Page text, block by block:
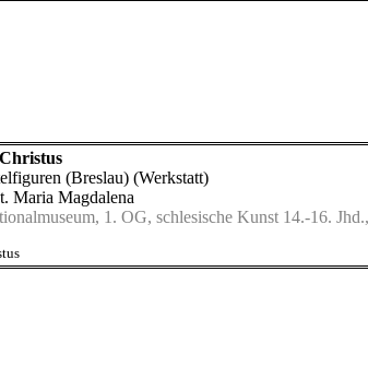
(Breslau) (Werkstatt)
Maria Magdalena
1. OG, schlesische Kunst 14.-16.